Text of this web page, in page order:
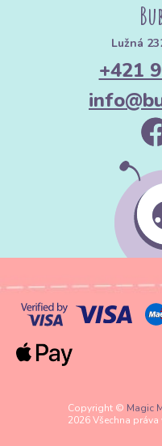
Lužná
+421
Copyright © Magic
2026 Všechna práva